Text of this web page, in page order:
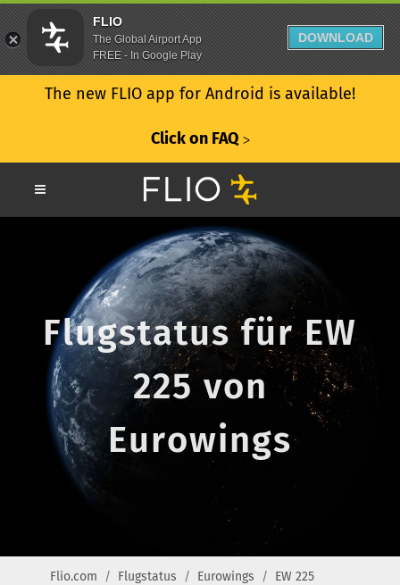
The new FLIO app for Android is available!
Click on FAQ ᐳ
Flugstatus für EW
225 von
Eurowings
Flio.com Flugstatus Eurowings EW 225
FLIO
The Global Airport App
FREE - In Google Play
DOWNLOAD